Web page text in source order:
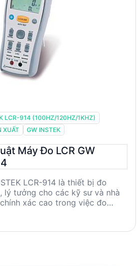
LCR-914 (100HZ/120HZ/1KHZ)
XUẤT
GW INSTEK
Máy Đo LCR GW
LCR-914 là thiết bị đo
lý tưởng cho các kỹ sư và nhà
xác cao trong việc đo
tần số thử đa dạng và tính
đo, sản phẩm này mang